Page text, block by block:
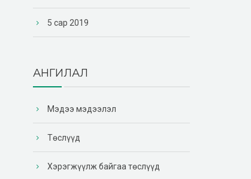
5 сар 2019
АНГИЛАЛ
Мэдээ мэдээлэл
Төслүүд
Хэрэгжүүлж байгаа төслүүд